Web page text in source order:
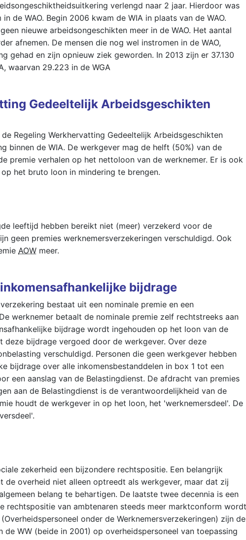
verlengd naar 2 jaar. Hierdoor was
de WAO. Begin 2006 kwam de WIA in plaats van de WAO.
nieuwe arbeidsongeschikten meer in de WAO. Het aantal
afnemen. De mensen die nog wel instromen in de WAO,
gehad en zijn opnieuw ziek geworden. In 2013 zijn er 37.130
waarvan 29.223 in de WGA
Gedeeltelijk Arbeidsgeschikten
Regeling Werkhervatting Gedeeltelijk Arbeidsgeschikten
binnen de WIA. De werkgever mag de helft (50%) van de
premie verhalen op het nettoloon van de werknemer. Er is ook
het bruto loon in mindering te brengen.
leeftijd hebben bereikt niet (meer) verzekerd voor de
geen premies werknemersverzekeringen verschuldigd. Ook
AOW meer.
bijdrage
bestaat uit een nominale premie en een
werknemer betaalt de nominale premie zelf rechtstreeks aan
bijdrage wordt ingehouden op het loon van de
deze bijdrage vergoed door de werkgever. Over deze
verschuldigd. Personen die geen werkgever hebben
bijdrage over alle inkomensbestanddelen in box 1 tot een
een aanslag van de Belastingdienst. De afdracht van premies
aan de Belastingdienst is de verantwoordelijkheid van de
houdt de werkgever in op het loon, het 'werknemersdeel'. De
zekerheid een bijzondere rechtspositie. Een belangrijk
de overheid niet alleen optreedt als werkgever, maar dat zij
belang te behartigen. De laatste twee decennia is een
rechtspositie van ambtenaren steeds meer marktconform wordt
onder de Werknemersverzekeringen) zijn de
de WW (beide in 2001) op overheidspersoneel van toepassing